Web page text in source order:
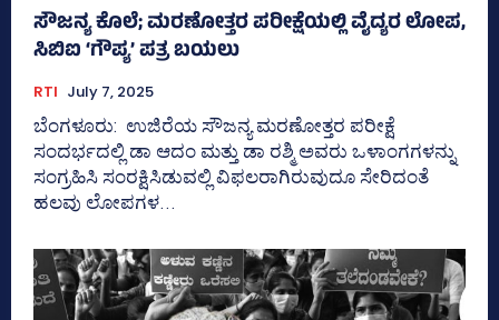
ಸೌಜನ್ಯ ಕೊಲೆ; ಮರಣೋತ್ತರ ಪರೀಕ್ಷೆಯಲ್ಲಿ ವೈದ್ಯರ ಲೋಪ,
ಸಿಬಿಐ ‘ಗೌಪ್ಯ’ ಪತ್ರ ಬಯಲು
RTI July 7, 2025
ಬೆಂಗಳೂರು: ಉಜಿರೆಯ ಸೌಜನ್ಯ ಮರಣೋತ್ತರ ಪರೀಕ್ಷೆ
ಸಂದರ್ಭದಲ್ಲಿ ಡಾ ಆದಂ ಮತ್ತು ಡಾ ರಶ್ಮಿ ಅವರು ಒಳಾಂಗಗಳನ್ನು
ಸಂಗ್ರಹಿಸಿ ಸಂರಕ್ಷಿಸಿಡುವಲ್ಲಿ ವಿಫಲರಾಗಿರುವುದೂ ಸೇರಿದಂತೆ
ಹಲವು ಲೋಪಗಳ...